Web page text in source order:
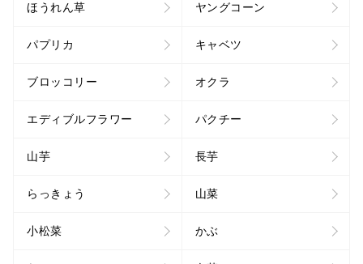
ほうれん草 ヤングコーン
パプリカ キャベツ
ブロッコリー オクラ
エディブルフラワー パクチー
山芋 長芋
らっきょう 山菜
小松菜 かぶ